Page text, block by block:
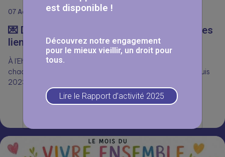
07Août
💌 Des cartes postales qui voyagent… et des
liens qui se créent !
À l’Ehpad Les Érables à Yutz, les résident.e.s attendent
chaque jour avec impatience le passage du facteur. Depuis
2023, grâce…
est disponible !
Découvrez notre engagement
pour le mieux vieillir, un droit pour
tous.
Lire le Rapport d’activité 2025